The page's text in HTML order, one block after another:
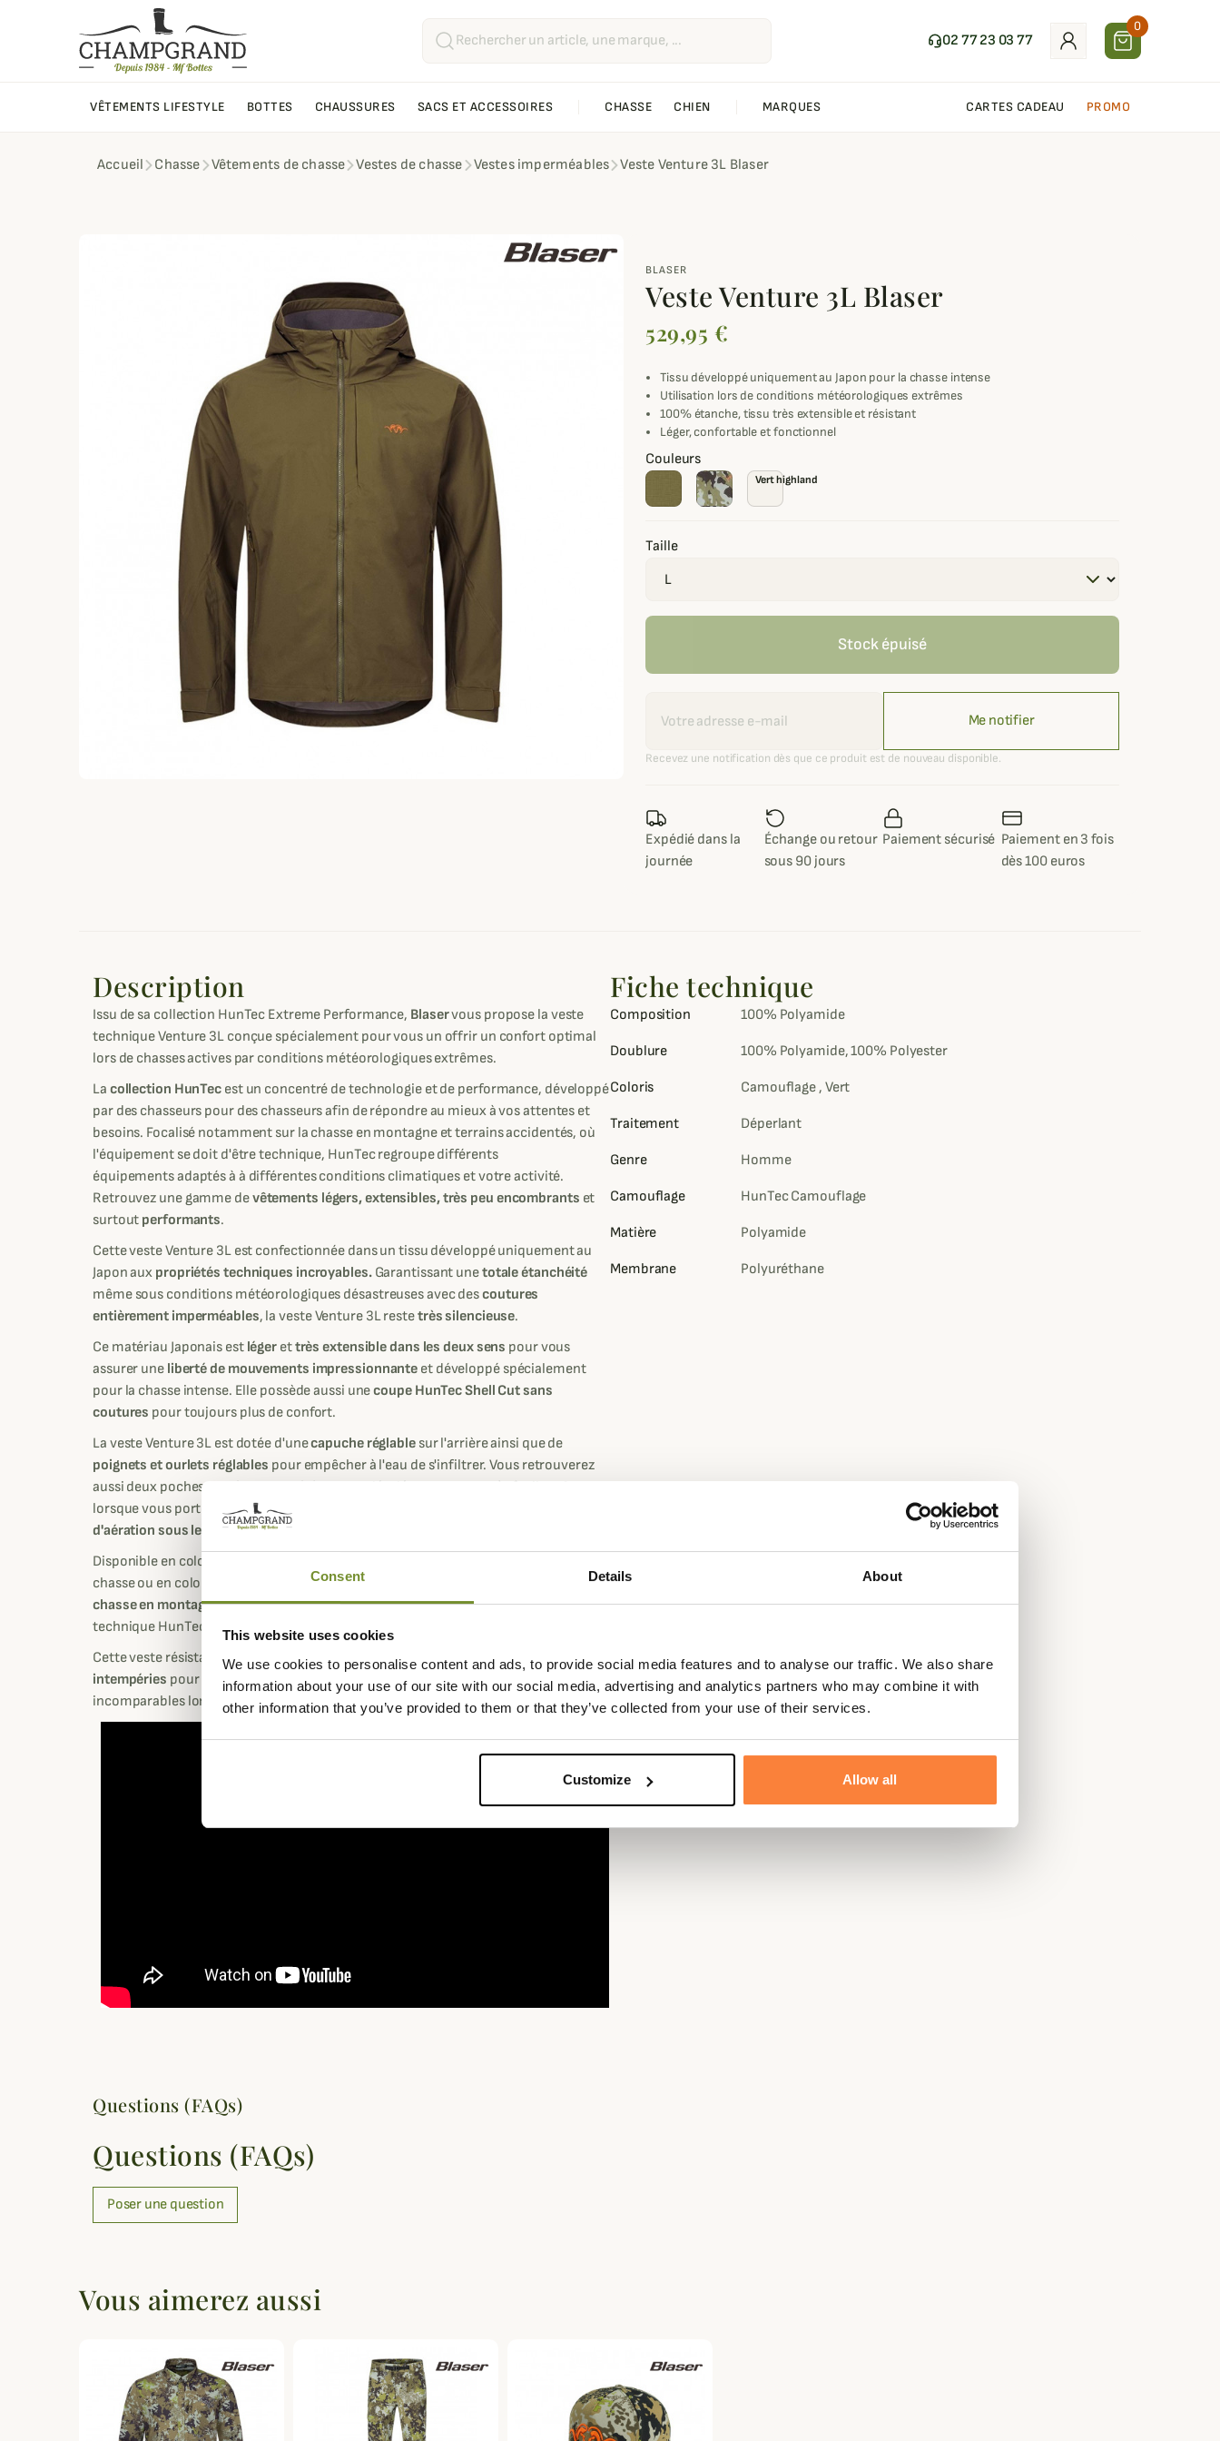
Consent Details About
This website uses cookies
We use cookies to personalise content and ads, to provide social media features and to analyse our traffic. We also share
information about your use of our site with our social media, advertising and analytics partners who may combine it with
other information that you’ve provided to them or that they’ve collected from your use of their services.
Customize Allow all
02 77 23 03 77
0
VÊTEMENTS LIFESTYLE BOTTES CHAUSSURES SACS ET ACCESSOIRES CHASSE CHIEN MARQUES CARTES CADEAU PROMO
Accueil Chasse Vêtements de chasse Vestes de chasse Vestes imperméables Veste Venture 3L Blaser
BLASER
Veste Venture 3L Blaser
529,95 €
Tissu développé uniquement au Japon pour la chasse intense
Utilisation lors de conditions météorologiques extrêmes
100% étanche, tissu très extensible et résistant
Léger, confortable et fonctionnel
Couleurs
Vert highland
Taille
Stock épuisé
Me notifier
Recevez une notification dès que ce produit est de nouveau disponible.
Expédié dans la
journée
Échange ou retour
sous 90 jours
Paiement sécurisé Paiement en 3 fois
dès 100 euros
Description
Issu de sa collection HunTec Extreme Performance, Blaservous propose la veste
technique Venture 3L conçue spécialement pour vous un offrir un confort optimal
lors de chasses actives par conditions météorologiques extrêmes.
La collection HunTec est un concentré de technologie et de performance, développé
par des chasseurs pour des chasseurs afin de répondre au mieux à vos attentes et
besoins. Focalisé notamment sur la chasse en montagne et terrains accidentés, où
l'équipement se doit d'être technique, HunTec regroupe différents
équipements adaptés à à différentes conditions climatiques et votre activité.
Retrouvez une gamme devêtements légers, extensibles, très peu encombrants et
surtout performants.
Cette veste Venture 3L est confectionnée dans un tissu développé uniquement au
Japon aux propriétés techniques incroyables.Garantissant unetotale étanchéité
même sous conditions météorologiques désastreuses avec descoutures
entièrement imperméables, la veste Venture 3L restetrès silencieuse.
Ce matériau Japonais est léger ettrès extensible dans les deux sens pour vous
assurer uneliberté de mouvements impressionnante et développé spécialement
pour la chasse intense. Elle possède aussi unecoupe HunTec Shell Cut sans
coutures pour toujours plus de confort.
La veste Venture 3L est dotée d'unecapuche réglablesur l'arrière ainsi que de
poignets et ourlets réglables pour empêcher à l'eau de s'infiltrer. Vous retrouverez
aussi deux poches zippées avant légèrement décalées pour un accès facile même
lorsque vous portez un sac à dos, une poche au niveau de la poitrine,
d'aération sous les brasavec ouvertures bidirectionnelles.
Disponible en coloris vert olive foncé qui se fondra dans tous les environnements de
chasse ou en coloris
camouflage HunTec Camo
chasse en montagneet que vous pourrez associer avec l'ensemble de la gamme
technique HunTec.
Cette veste résistante Venture 3L agira comme un véritablerempart contre les
intempéries pour vous offrir une liberté de mouvements et un confort
incomparables lors de vos sorties de chasse intense même sous un torrent de pluie.
Fiche technique
Composition 100% Polyamide
Doublure 100% Polyamide, 100% Polyester
Coloris Camouflage , Vert
Traitement Déperlant
Genre Homme
Camouflage HunTec Camouflage
Matière Polyamide
Membrane Polyuréthane
Questions (FAQs)
Questions (FAQs)
Poser une question
Vous aimerez aussi